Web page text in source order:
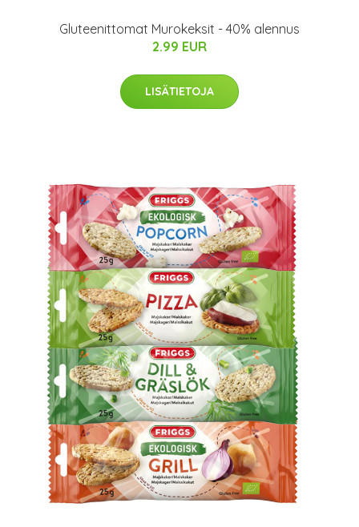
Gluteenittomat Murokeksit - 40% alennus
2.99 EUR
LISÄTIETOJA